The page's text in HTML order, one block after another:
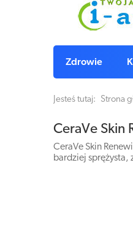
Zdrowie
Jesteś tutaj: Strona
CeraVe Skin
CeraVe Skin
bardziej sprężysta,